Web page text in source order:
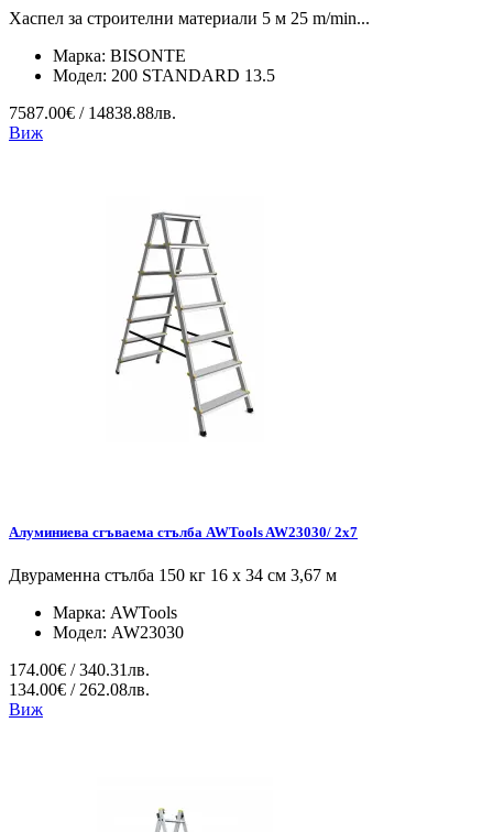
Хаспел за строителни материали 5 м 25 m/min...
Марка: BISONTE
Модел: 200 STANDARD 13.5
7587.00€ / 14838.88лв.
Виж
Алуминиева сгъваема стълба AWTools AW23030/ 2x7
Двураменна стълба 150 кг 16 x 34 см 3,67 м
Марка: AWTools
Модел: AW23030
174.00€ / 340.31лв.
134.00€ / 262.08лв.
Виж